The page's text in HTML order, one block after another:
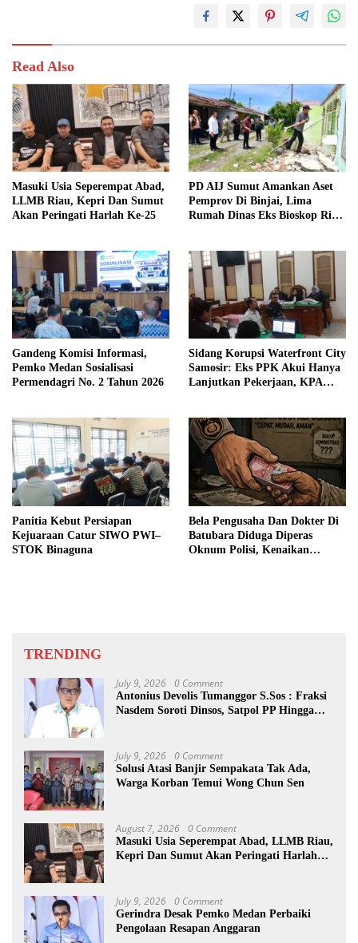
Read Also
Masuki Usia Seperempat Abad,
LLMB Riau, Kepri Dan Sumut
Akan Peringati Harlah Ke-25
PD AIJ Sumut Amankan Aset
Pemprov Di Binjai, Lima
Rumah Dinas Eks Bioskop Ria
Gandeng Komisi Informasi,
Pemko Medan Sosialisasi
Permendagri No. 2 Tahun 2026
Sidang Korupsi Waterfront City
Samosir: Eks PPK Akui Hanya
Lanjutkan Pekerjaan, KPA
Panitia Kebut Persiapan
Kejuaraan Catur SIWO PWI–
STOK Binaguna
Bela Pengusaha Dan Dokter Di
Batubara Diduga Diperas
Oknum Polisi, Kenaikan
TRENDING
July 9, 2026 0 Comment
Antonius Devolis Tumanggor S.Sos : Fraksi
Nasdem Soroti Dinsos, Satpol PP Hingga
July 9, 2026 0 Comment
Solusi Atasi Banjir Sempakata Tak Ada,
Warga Korban Temui Wong Chun Sen
August 7, 2026 0 Comment
Masuki Usia Seperempat Abad, LLMB Riau,
Kepri Dan Sumut Akan Peringati Harlah
July 9, 2026 0 Comment
Gerindra Desak Pemko Medan Perbaiki
Pengolaan Resapan Anggaran